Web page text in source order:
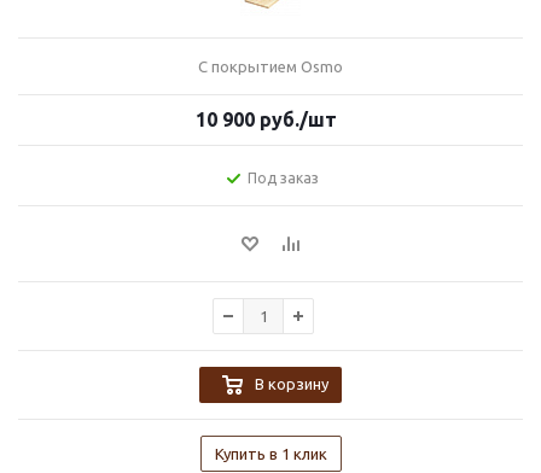
С покрытием Osmo
10 900 руб./шт
Под заказ
В корзину
Купить в 1 клик